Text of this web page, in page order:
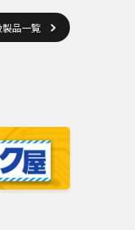
品一覧